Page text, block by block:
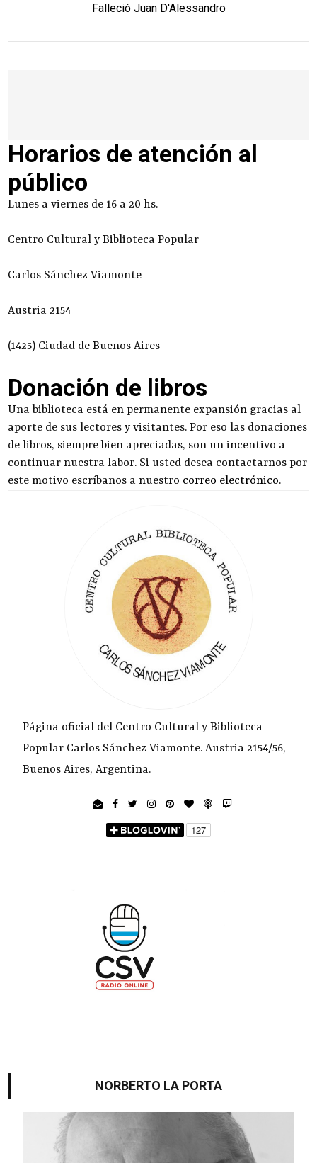
Falleció Juan D'Alessandro
Horarios de atención al
público
Lunes a viernes de 16 a 20 hs.
Centro Cultural y Biblioteca Popular
Carlos Sánchez Viamonte
Austria 2154
(1425) Ciudad de Buenos Aires
Donación de libros
Una biblioteca está en permanente expansión gracias al
aporte de sus lectores y visitantes. Por eso las donaciones
de libros, siempre bien apreciadas, son un incentivo a
continuar nuestra labor. Si usted desea contactarnos por
este motivo escríbanos a nuestro correo electrónico.
Página oficial del Centro Cultural y Biblioteca
Popular Carlos Sánchez Viamonte. Austria 2154/56,
Buenos Aires, Argentina.
NORBERTO LA PORTA